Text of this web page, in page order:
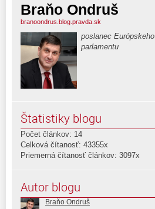
Braňo Ondruš
branoondrus.blog.pravda.sk
poslanec Európskeho
parlamentu
Štatistiky blogu
Počet článkov: 14
Celková čítanosť: 43355x
Priemerná čítanosť článkov: 3097x
Autor blogu
Braňo Ondruš